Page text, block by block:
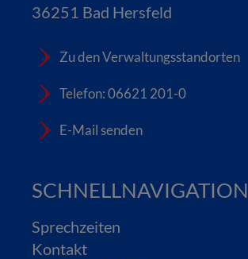
36251 Bad Hersfeld
Zu den Verwaltungsstandorten
Telefon: 06621 201-0
E-Mail senden
SCHNELLNAVIGATION
Sprechzeiten
Kontakt